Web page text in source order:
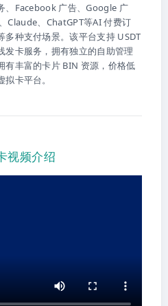
、Facebook 广告、Google 广
Claude、ChatGPT等AI 付费订
多种支付场景。该平台支持 USDT
发卡服务，拥有独立的自助管理
有丰富的卡片 BIN 资源，价格低
卡平台。
视频介绍